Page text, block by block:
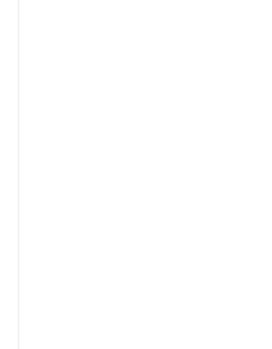
großen Sekt-Empfang bis
Mitternachtssnack sind wir
Darüber hinaus kümmern
Feierlichkeiten wie
aber auch exotische
traditionelle
Junggesellinen-
In In enger Absprache mit
Konzept für Ihre